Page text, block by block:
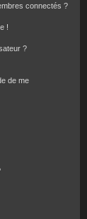
connectés ?
!
?
de me